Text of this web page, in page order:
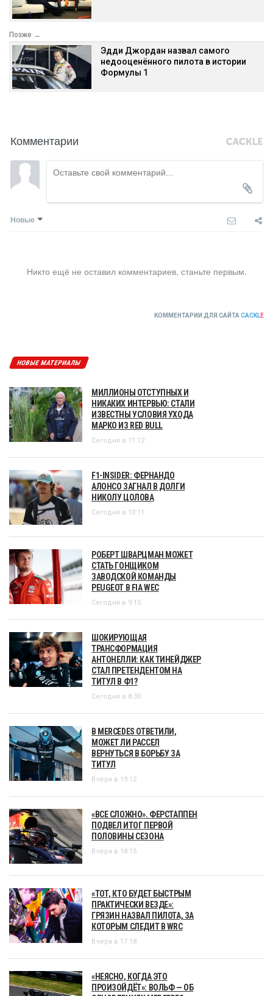
Позже →
Эдди Джордан назвал самого
недооценённого пилота в истории
Формулы 1
Комментарии
Новые
Никто ещё не оставил комментариев, станьте первым.
КОММЕНТАРИИ ДЛЯ САЙТА CACKLE
НОВЫЕ МАТЕРИАЛЫ
МИЛЛИОНЫ ОТСТУПНЫХ И
НИКАКИХ ИНТЕРВЬЮ: СТАЛИ
ИЗВЕСТНЫ УСЛОВИЯ УХОДА
МАРКО ИЗ RED BULL
Сегодня в 11:12
F1-INSIDER: ФЕРНАНДО
АЛОНСО ЗАГНАЛ В ДОЛГИ
НИКОЛУ ЦОЛОВА
Сегодня в 10:11
РОБЕРТ ШВАРЦМАН МОЖЕТ
СТАТЬ ГОНЩИКОМ
ЗАВОДСКОЙ КОМАНДЫ
PEUGEOT В FIA WEC
Сегодня в 9:10
ШОКИРУЮЩАЯ
ТРАНСФОРМАЦИЯ
АНТОНЕЛЛИ: КАК ТИНЕЙДЖЕР
СТАЛ ПРЕТЕНДЕНТОМ НА
ТИТУЛ В Ф1?
Сегодня в 8:30
В MERCEDES ОТВЕТИЛИ,
МОЖЕТ ЛИ РАССЕЛ
ВЕРНУТЬСЯ В БОРЬБУ ЗА
ТИТУЛ
Вчера в 19:12
«ВСЕ СЛОЖНО». ФЕРСТАППЕН
ПОДВЕЛ ИТОГ ПЕРВОЙ
ПОЛОВИНЫ СЕЗОНА
Вчера в 18:15
«ТОТ, КТО БУДЕТ БЫСТРЫМ
ПРАКТИЧЕСКИ ВЕЗДЕ»:
ГРЯЗИН НАЗВАЛ ПИЛОТА, ЗА
КОТОРЫМ СЛЕДИТ В WRC
Вчера в 17:18
«НЕЯСНО, КОГДА ЭТО
ПРОИЗОЙДЁТ»: ВОЛЬФ — ОБ